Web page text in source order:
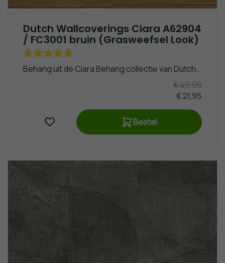
Dutch Wallcoverings Ciara A62904
/ FC3001 bruin (Grasweefsel Look)
Behang uit de Ciara Behang collectie van Dutch...
€ 49,95
€ 21,95
Bestel